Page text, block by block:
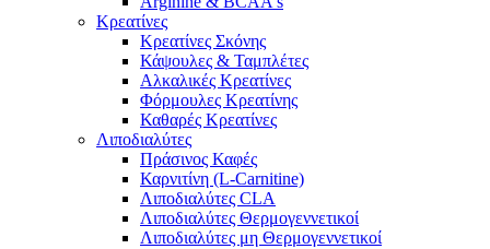
Κρεατίνες
Κρεατίνες Σκόνης
Κάψουλες & Ταμπλέτες
Αλκαλικές Κρεατίνες
Φόρμουλες Κρεατίνης
Καθαρές Κρεατίνες
Λιποδιαλύτες
Πράσινος Καφές
Καρνιτίνη (L-Carnitine)
Λιποδιαλύτες CLA
Λιποδιαλύτες Θερμογεννετικοί
Λιποδιαλύτες μη Θερμογεννετικοί